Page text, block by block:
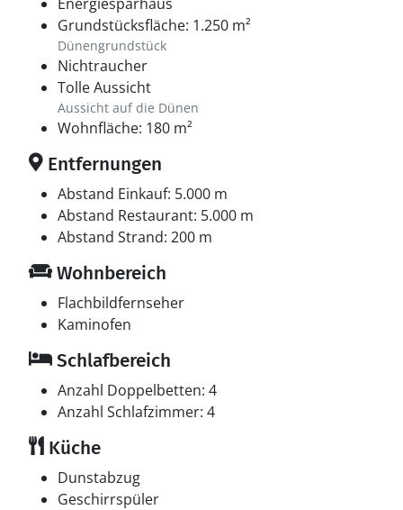
Grundstücksfläche: 1.250 m²
Dünengrundstück
Nichtraucher
Tolle Aussicht
Aussicht auf die Dünen
Wohnfläche: 180 m²
Entfernungen
Abstand Einkauf: 5.000 m
Abstand Restaurant: 5.000 m
Abstand Strand: 200 m
Wohnbereich
Flachbildfernseher
Kaminofen
Schlafbereich
Anzahl Doppelbetten: 4
Anzahl Schlafzimmer: 4
Küche
Dunstabzug
Geschirrspüler